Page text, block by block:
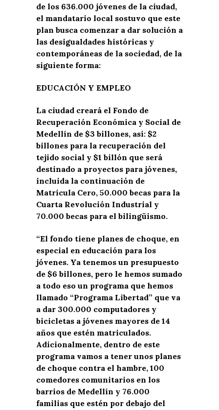
de los 636.000 jóvenes de la ciudad,
el mandatario local sostuvo que este
plan busca comenzar a dar solución a
las desigualdades históricas y
contemporáneas de la sociedad, de la
siguiente forma:
EDUCACIÓN Y EMPLEO
La ciudad creará el Fondo de
Recuperación Económica y Social de
Medellín de $3 billones, así: $2
billones para la recuperación del
tejido social y $1 billón que será
destinado a proyectos para jóvenes,
incluida la continuación de
Matrícula Cero, 50.000 becas para la
Cuarta Revolución Industrial y
70.000 becas para el bilingüismo.
“El fondo tiene planes de choque, en
especial en educación para los
jóvenes. Ya tenemos un presupuesto
de $6 billones, pero le hemos sumado
a todo eso un programa que hemos
llamado “Programa Libertad” que va
a dar 300.000 computadores y
bicicletas a jóvenes mayores de 14
años que estén matriculados.
Adicionalmente, dentro de este
programa vamos a tener unos planes
de choque contra el hambre, 100
comedores comunitarios en los
barrios de Medellín y 76.000
familias que estén por debajo del